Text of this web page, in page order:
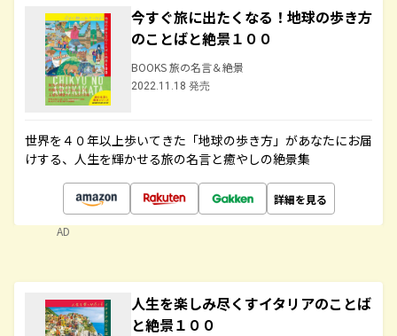
今すぐ旅に出たくなる！地球の歩き方
のことばと絶景１００
BOOKS 旅の名言＆絶景
2022.11.18 発売
世界を４０年以上歩いてきた「地球の歩き方」があなたにお届
けする、人生を輝かせる旅の名言と癒やしの絶景集
詳細を見る
AD
人生を楽しみ尽くすイタリアのことば
と絶景１００